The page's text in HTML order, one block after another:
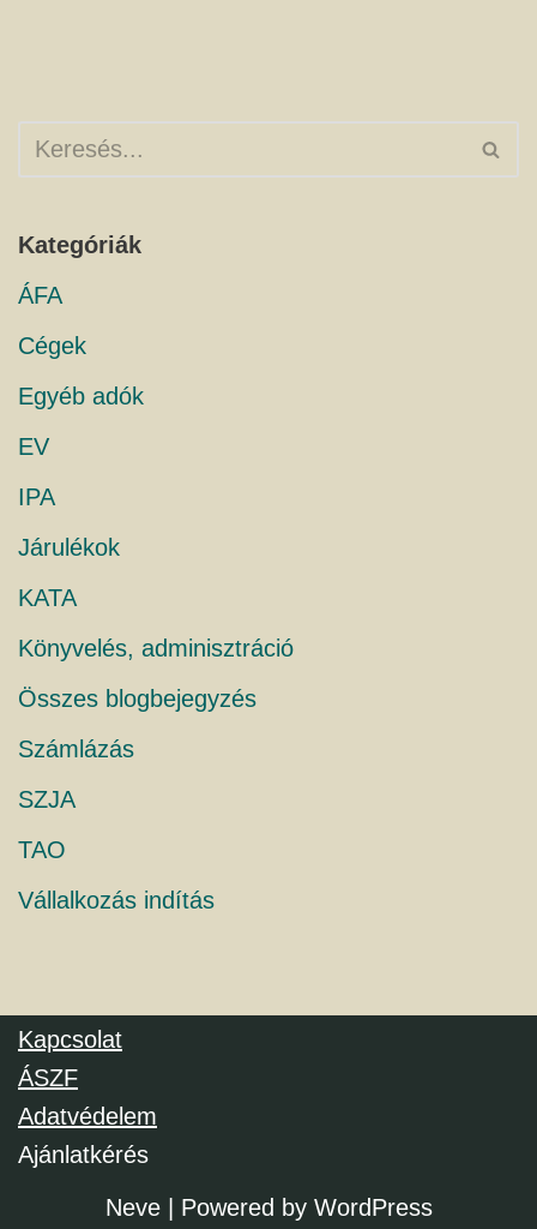
Kategóriák
ÁFA
Cégek
Egyéb adók
EV
IPA
Járulékok
KATA
Könyvelés, adminisztráció
Összes blogbejegyzés
Számlázás
SZJA
TAO
Vállalkozás indítás
Kapcsolat
ÁSZF
Adatvédelem
Ajánlatkérés
Neve| Powered by WordPress